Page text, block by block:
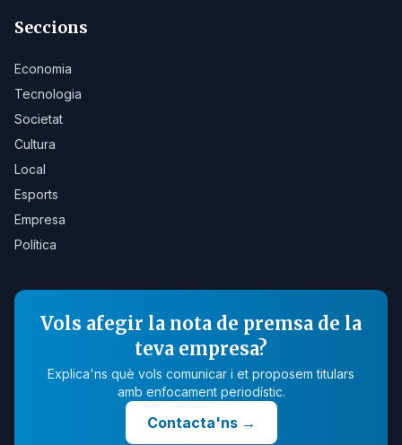
Seccions
Economia
Tecnologia
Societat
Cultura
Local
Esports
Empresa
Política
Vols afegir la nota de premsa de la
teva empresa?
Explica'ns què vols comunicar i et proposem titulars
amb enfocament periodístic.
Contacta'ns→